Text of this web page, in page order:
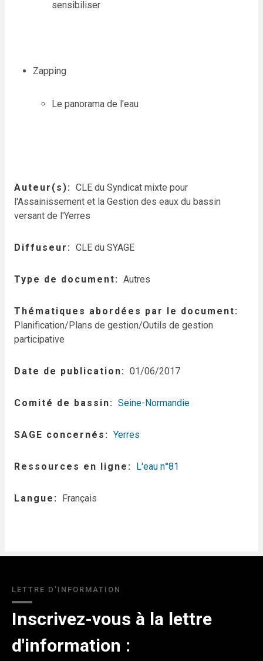
sensibiliser
Zapping
Le panorama de l'eau
Auteur(s)
CLE du Syndicat mixte pour
l'Assainissement et la Gestion des eaux du bassin
versant de l'Yerres
Diffuseur CLE du SYAGE
Type de document Autres
Thématiques abordées par le document
Planification/Plans de gestion/Outils de gestion
participative
Date de publication 01/06/2017
Comité de bassin Seine-Normandie
SAGE concernés Yerres
Ressources en ligne L'eau n°81
Langue Français
LETTRE D'INFORMATION
Inscrivez-vous à la lettre
d'information :